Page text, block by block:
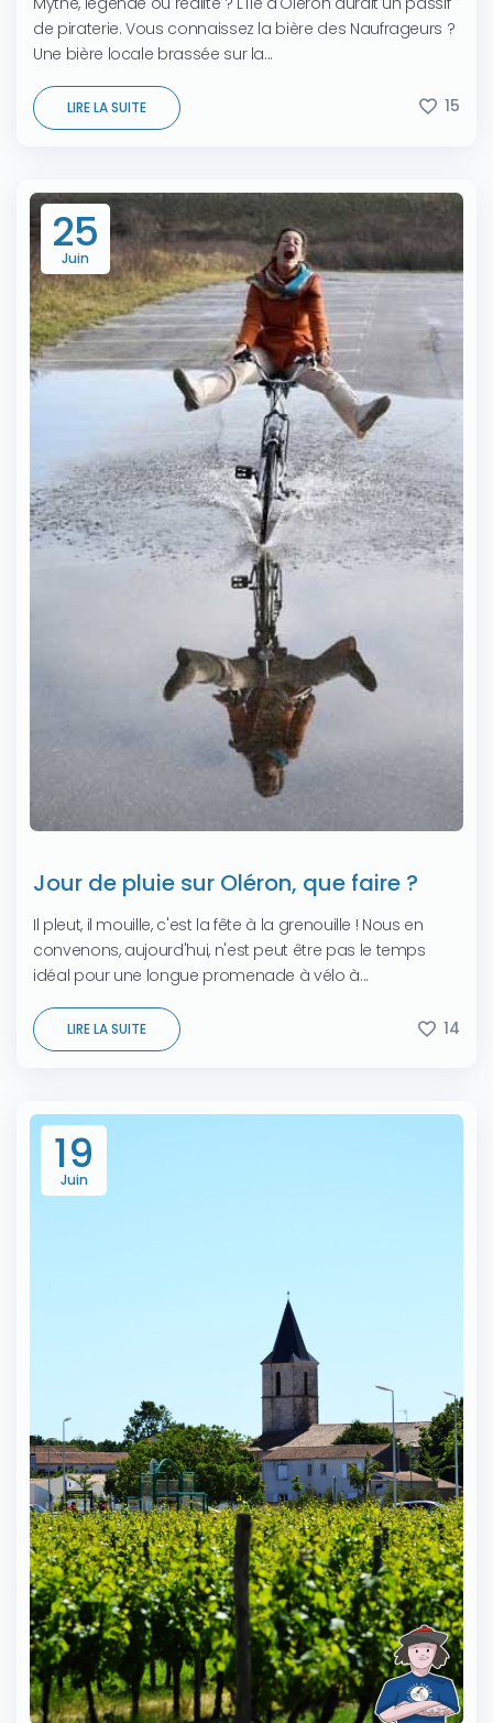
de piraterie. Vous connaissez la bière des Naufrageurs ?
Une bière locale brassée sur la...
LIRE LA SUITE 15
25
Juin
Jour de pluie sur Oléron, que faire ?
Il pleut, il mouille, c'est la fête à la grenouille ! Nous en
convenons, aujourd'hui, n'est peut être pas le temps
idéal pour une longue promenade à vélo à...
LIRE LA SUITE 14
19
Juin